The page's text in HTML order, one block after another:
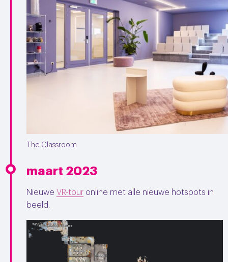
The Classroom
maart 2023
Nieuwe VR-tour online met alle nieuwe hotspots in
beeld.